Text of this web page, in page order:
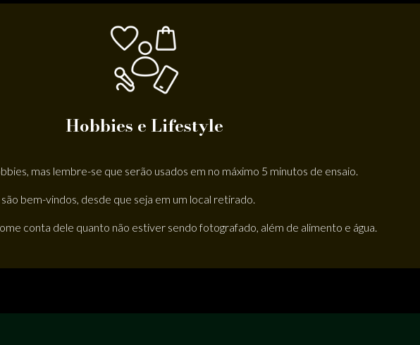
Hobbies e Lifestyle
mas lembre-se que serão usados em no máximo 5 minutos de ensaio.
bem-vindos, desde que seja em um local retirado.
conta dele quanto não estiver sendo fotografado, além de alimento e água.